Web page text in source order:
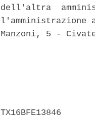
dell'altra
l'amministrazione
Manzoni, 5 -